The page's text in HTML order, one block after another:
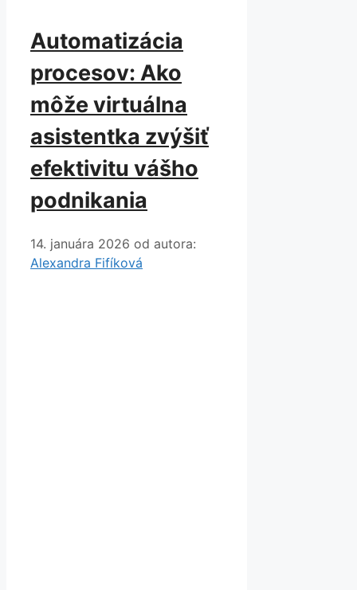
Automatizácia
procesov: Ako
môže virtuálna
asistentka zvýšiť
efektivitu vášho
podnikania
14. januára 2026 od autora:
Alexandra Fifíková